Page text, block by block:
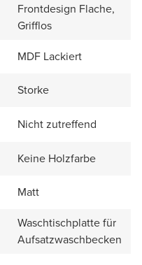
Frontdesign Flache,
Grifflos
MDF Lackiert
Storke
Nicht zutreffend
Keine Holzfarbe
Matt
Waschtischplatte für
Aufsatzwaschbecken